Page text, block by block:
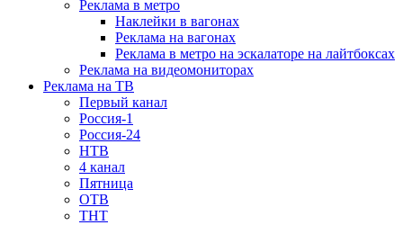
Реклама в метро
Наклейки в вагонах
Реклама на вагонах
Реклама в метро на эскалаторе на лайтбоксах
Реклама на видеомониторах
Реклама на ТВ
Первый канал
Россия-1
Россия-24
НТВ
4 канал
Пятница
ОТВ
ТНТ